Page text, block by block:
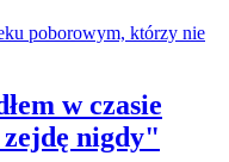
w czasie
nigdy"